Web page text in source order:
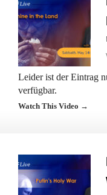
Leider ist der Eintrag
verfügbar.
Watch This Video →